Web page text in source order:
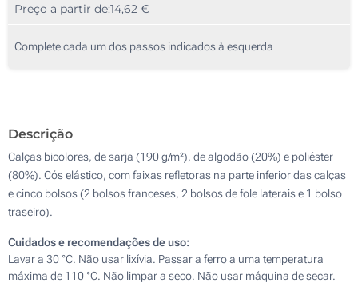
Calcular preço
Preço a partir de:14,62 €
Complete cada um dos passos indicados à esquerda
Descrição
Calças bicolores, de sarja (190 g/m²), de algodão (20%) e poliéster
(80%). Cós elástico, com faixas refletoras na parte inferior das calças
e cinco bolsos (2 bolsos franceses, 2 bolsos de fole laterais e 1 bolso
traseiro).
Cuidados e recomendações de uso:
Lavar a 30 °C. Não usar lixívia. Passar a ferro a uma temperatura
máxima de 110 °C. Não limpar a seco. Não usar máquina de secar.